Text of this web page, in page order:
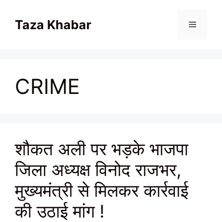
contentTaza Khabar
CRIME
शौकत अली पर भड़के भाजपा
जिला अध्यक्ष विनोद राजभर,
मुख्यमंत्री से मिलकर कार्रवाई
की उठाई मांग !